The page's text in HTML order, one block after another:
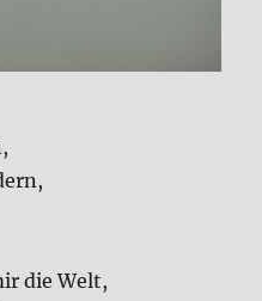
die Welt,